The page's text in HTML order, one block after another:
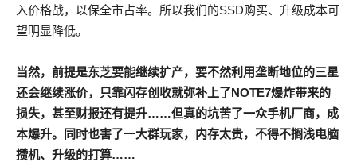
入价格战，以保全市占率。所以我们的SSD购买、升级成本可
望明显降低。
当然，前提是东芝要能继续扩产，要不然利用垄断地位的三星
还会继续涨价，只靠闪存创收就弥补上了NOTE7爆炸带来的
损失，甚至财报还有提升……但真的坑苦了一众手机厂商，成
本爆升。同时也害了一大群玩家，内存太贵，不得不搁浅电脑
攒机、升级的打算……